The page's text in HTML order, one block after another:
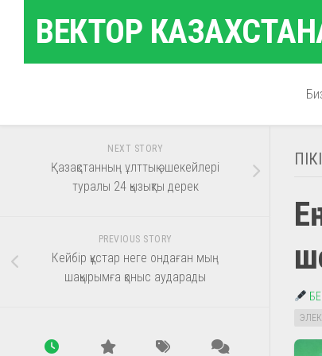
contentВЕКТОР
NEXT STORY
Қазақстанның ұлттық әшекейлері
туралы 24 қызықты дерек
PREVIOUS STORY
Кейбір құстар неге ондаған мың
шақырымға қоныс аударады